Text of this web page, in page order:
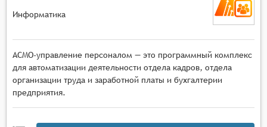
Информатика
АСМО-управление персоналом — это программный комплекс
для автоматизации деятельности отдела кадров, отдела
организации труда и заработной платы и бухгалтерии
предприятия.